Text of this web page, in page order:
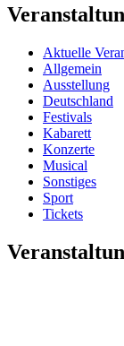
Aktuelle
Allgemein
Ausstellung
Deutschland
Festivals
Kabarett
Konzerte
Musical
Sonstiges
Sport
Tickets